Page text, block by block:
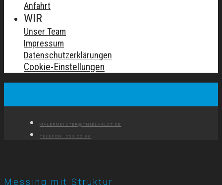
Anfahrt
WIR
Unser Team
Impressum
Datenschutzerklärungen
Cookie-Einstellungen
MALERMEISTER@THIELVOLDT.DE
TELEFON: 250 22 88
Messing mit Struktur